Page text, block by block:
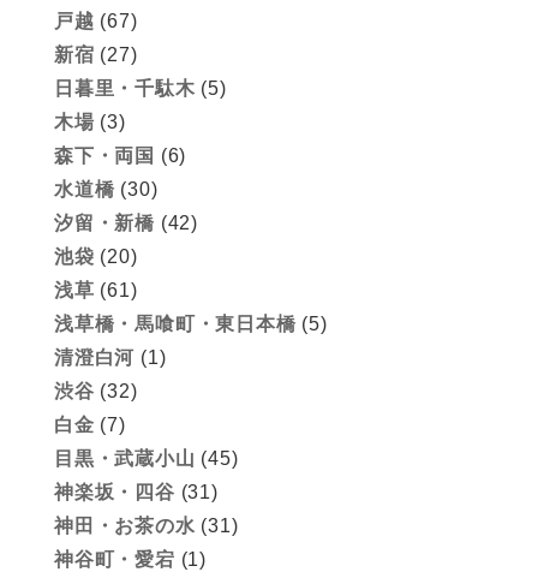
戸越 (67)
新宿 (27)
日暮里・千駄木 (5)
木場 (3)
森下・両国 (6)
水道橋 (30)
汐留・新橋 (42)
池袋 (20)
浅草 (61)
浅草橋・馬喰町・東日本橋 (5)
清澄白河 (1)
渋谷 (32)
白金 (7)
目黒・武蔵小山 (45)
神楽坂・四谷 (31)
神田・お茶の水 (31)
神谷町・愛宕 (1)